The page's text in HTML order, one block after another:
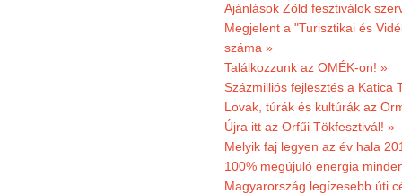
Ajánlások Zöld fesztiválok
Megjelent a "Turisztikai és
száma »
Találkozzunk az OMÉK-on! »
Százmilliós fejlesztés a Katica
Lovak, túrák és kultúrák az
Újra itt az Orfűi Tökfesztivál! »
Melyik faj legyen az év hala
100% megújuló energia
Magyarország legízesebb úti